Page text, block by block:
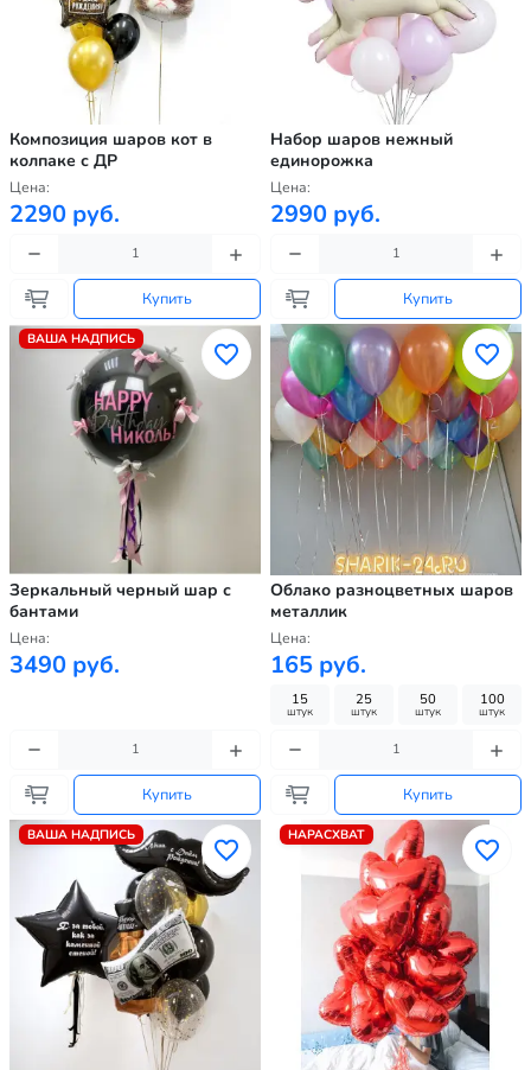
Композиция шаров кот в
колпаке с ДР
Цена:
2290 руб.
Купить
Набор шаров нежный
единорожка
Цена:
2990 руб.
Купить
ВАША НАДПИСЬ
Зеркальный черный шар с
бантами
Цена:
3490 руб.
Купить
Облако разноцветных шаров
металлик
Цена:
165 руб.
15
штук
25
штук
50
штук
100
штук
Купить
ВАША НАДПИСЬ НАРАСХВАТ